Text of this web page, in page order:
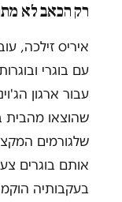
רק הכאב לא
איריס זילכה,
עבור ארגון
שהוצאו מהבית
שלגורמים
אותם בוגרים
בעקבותיה